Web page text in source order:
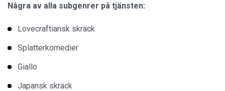
Några av alla subgenrer på tjänsten:
Lovecraftiansk skräck
Splatterkomedier
Giallo
Japansk skräck